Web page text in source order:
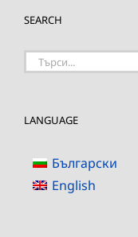
SEARCH
Търсене
LANGUAGE
Български
English